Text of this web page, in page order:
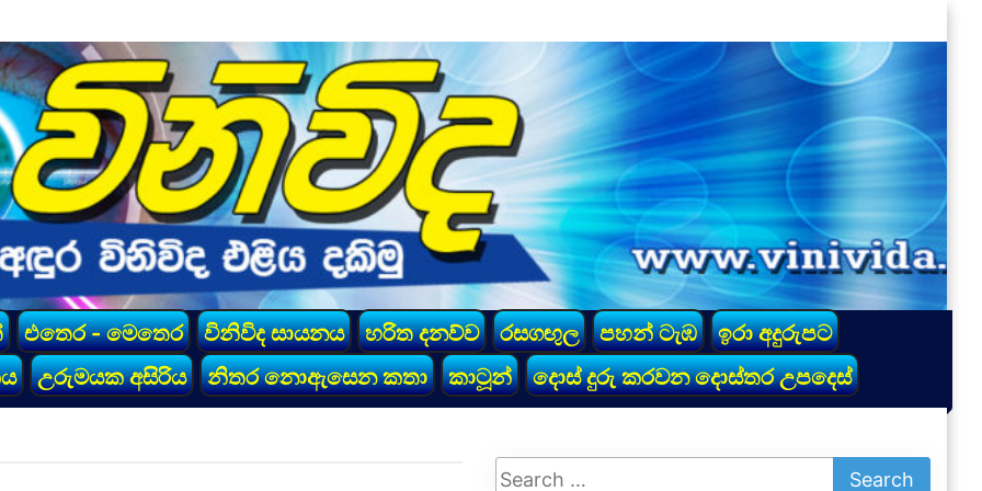
එතෙර - මෙතෙර විනිවිද සායනය හරිත දනව්ව රසගඟුල පහන් ටැඹ
ඉරා අදුරුපට
උරුමයක අසිරිය නිතර නොඇසෙන කතා කාටූන් දොස් දුරු කරවන දොස්තර උපදෙස්